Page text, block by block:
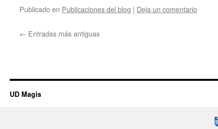
Publicado en Publicaciones del blog | Deja un comentario
← Entradas más antiguas
UD Magis